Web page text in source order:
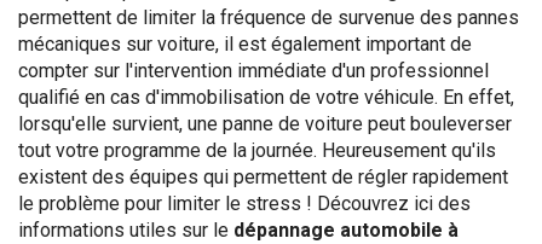
permettent de limiter la fréquence de survenue des pannes
mécaniques sur voiture, il est également important de
compter sur l'intervention immédiate d'un professionnel
qualifié en cas d'immobilisation de votre véhicule. En effet,
lorsqu'elle survient, une panne de voiture peut bouleverser
tout votre programme de la journée. Heureusement qu'ils
existent des équipes qui permettent de régler rapidement
le problème pour limiter le stress ! Découvrez ici des
informations utiles sur le dépannage automobile à